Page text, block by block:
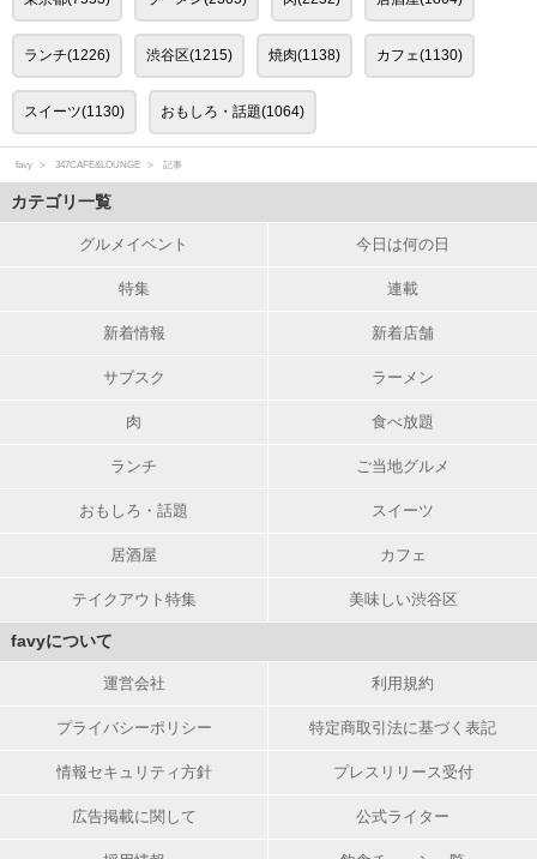
ランチ(1226) 渋谷区(1215) 焼肉(1138) カフェ(1130)
スイーツ(1130) おもしろ・話題(1064)
favy 347CAFE&LOUNGE 記事
カテゴリ一覧
グルメイベント 今日は何の日
特集 連載
新着情報 新着店舗
サブスク ラーメン
肉 食べ放題
ランチ ご当地グルメ
おもしろ・話題 スイーツ
居酒屋 カフェ
テイクアウト特集 美味しい渋谷区
favyについて
運営会社 利用規約
プライバシーポリシー 特定商取引法に基づく表記
情報セキュリティ方針 プレスリリース受付
広告掲載に関して 公式ライター